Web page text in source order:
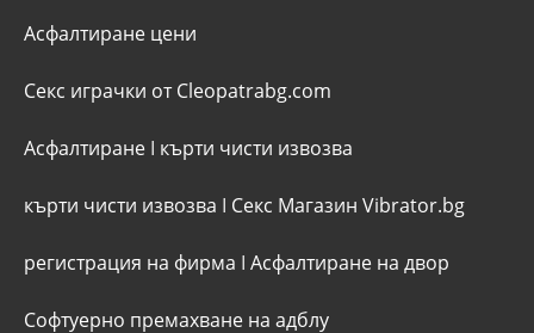
Асфалтиране цени
Секс играчки от Cleopatrabg.com
Асфалтиране I кърти чисти извозва
кърти чисти извозва I Секс Магазин Vibrator.bg
регистрация на фирма I Асфалтиране на двор
Софтуерно премахване на адблу